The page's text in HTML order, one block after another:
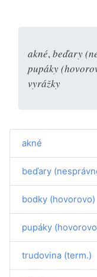
akné, beďary
pupáky
vyrážky
akné
beďary
bodky (hovorovo)
pupáky
trudovina (term.)